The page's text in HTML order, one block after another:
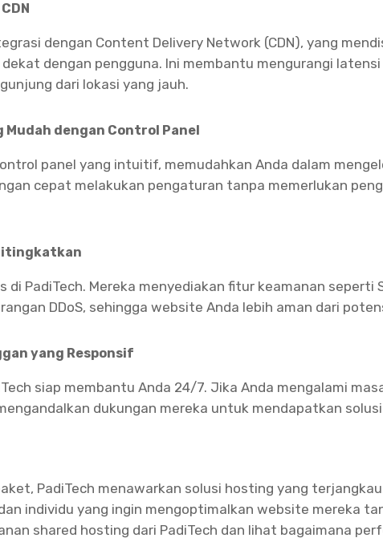
dengan Content Delivery Network (CDN), yang
dengan pengguna. Ini membantu mengurangi
dari lokasi yang jauh.
Mudah dengan Control Panel
panel yang intuitif, memudahkan Anda dalam
cepat melakukan pengaturan tanpa memerlukan
di PadiTech. Mereka menyediakan fitur keamanan seperti
DDoS, sehingga website Anda lebih aman dari
yang Responsif
siap membantu Anda 24/7. Jika Anda mengalami
dukungan mereka untuk mendapatkan
PadiTech menawarkan solusi hosting yang
individu yang ingin mengoptimalkan website mereka
shared hosting dari PadiTech dan lihat bagaimana